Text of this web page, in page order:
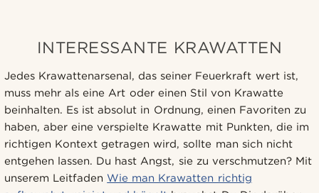
INTERESSANTE KRAWATTEN
Jedes Krawattenarsenal, das seiner Feuerkraft wert ist,
muss mehr als eine Art oder einen Stil von Krawatte
beinhalten. Es ist absolut in Ordnung, einen Favoriten zu
haben, aber eine verspielte Krawatte mit Punkten, die im
richtigen Kontext getragen wird, sollte man sich nicht
entgehen lassen. Du hast Angst, sie zu verschmutzen? Mit
unserem LeitfadenWie man Krawatten richtig